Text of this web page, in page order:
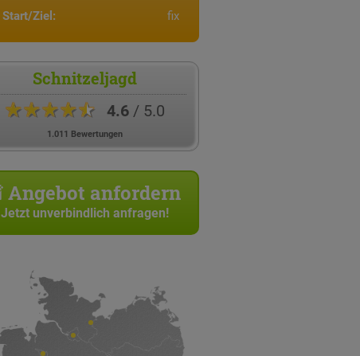
Start/Ziel:
fix
Schnitzeljagd
★★★★★ 4.6/ 5.0
1.011 Bewertungen
Angebot anfordern
Jetzt unverbindlich anfragen!